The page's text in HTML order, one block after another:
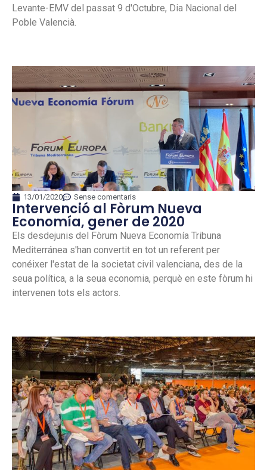
Levante-EMV del passat 9 d'Octubre, Dia Nacional del
Poble Valencià.
13/01/2020 Sense comentaris
Intervenció al Fòrum Nueva
Economía, gener de 2020
Els desdejunis del Fòrum Nueva Economía Tribuna
Mediterránea s'han convertit en tot un referent per
conéixer l'estat de la societat civil valenciana, des de la
seua política, a la seua economia, perquè en este fòrum hi
intervenen tots els actors.